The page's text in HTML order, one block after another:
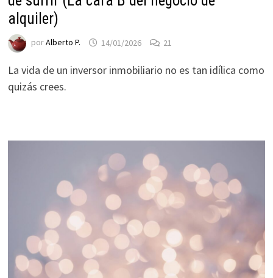
alquiler)
porAlberto P. 14/01/2026 21
La vida de un inversor inmobiliario no es tan idílica como
quizás crees.